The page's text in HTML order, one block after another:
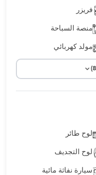
فريزر
منصة السباحة
مولد كهربائي
لوح طائر
لوح التجديف
سيارة نفاثة مائية